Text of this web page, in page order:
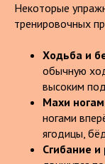
Некоторые
тренировочных
Ходьба и
обычную
высоким
Махи
ногами
ягодицы,
Сгибание и